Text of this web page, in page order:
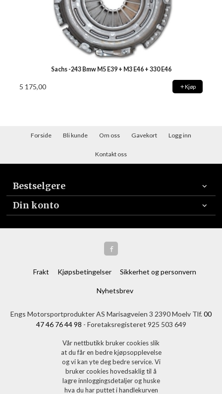
Sachs -243 Bmw M5 E39 + M3 E46 + 330 E46
5 175,00 Kjøp
Forside Bli kunde Om oss Gavekort Logg inn
Kontakt oss
Bestselgere
Din konto
Frakt Kjøpsbetingelser Sikkerhet og personvern
Nyhetsbrev
Engs Motorsportprodukter AS Marisagveien 3 2390 Moelv Tlf.00
47 46 76 44 98 - Foretaksregisteret 925 503 649
Vår nettbutikk bruker cookies slik
at du får en bedre kjøpsopplevelse
og vi kan yte deg bedre service. Vi
bruker cookies hovedsaklig til å
lagre innloggingsdetaljer og huske
hva du har puttet i handlekurven